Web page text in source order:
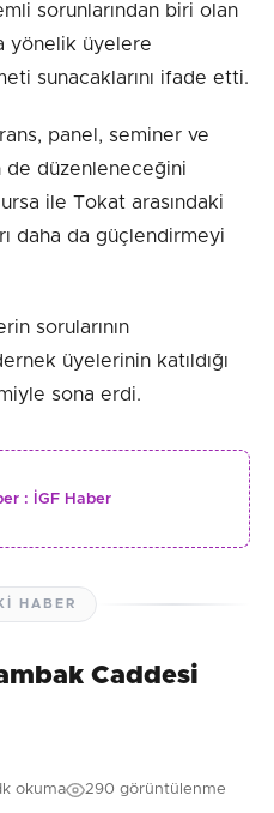
sorunlarından biri olan
yönelik üyelere
sunacaklarını ifade etti.
panel, seminer ve
düzenleneceğini
ile Tokat arasındaki
daha da güçlendirmeyi
sorularının
üyelerinin katıldığı
sona erdi.
: İGF Haber
HABER
Caddesi
okuma 290 görüntülenme